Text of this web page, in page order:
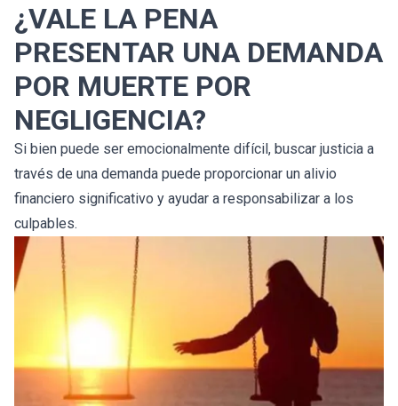
¿VALE LA PENA
PRESENTAR UNA DEMANDA
POR MUERTE POR
NEGLIGENCIA?
Si bien puede ser emocionalmente difícil, buscar justicia a
través de una demanda puede proporcionar un alivio
financiero significativo y ayudar a responsabilizar a los
culpables.